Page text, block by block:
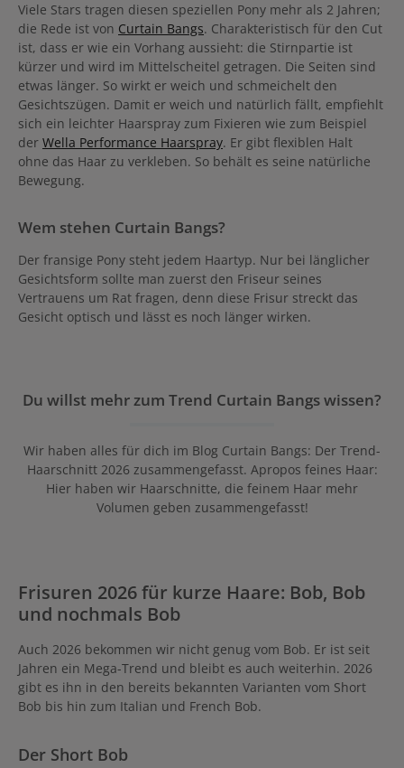
Viele Stars tragen diesen speziellen Pony mehr als 2 Jahren;
die Rede ist von Curtain Bangs. Charakteristisch für den Cut
ist, dass er wie ein Vorhang aussieht: die Stirnpartie ist
kürzer und wird im Mittelscheitel getragen. Die Seiten sind
etwas länger. So wirkt er weich und schmeichelt den
Gesichtszügen. Damit er weich und natürlich fällt, empfiehlt
sich ein leichter Haarspray zum Fixieren wie zum Beispiel
der Wella Performance Haarspray. Er gibt flexiblen Halt
ohne das Haar zu verkleben. So behält es seine natürliche
Bewegung.
Wem stehen Curtain Bangs?
Der fransige Pony steht jedem Haartyp. Nur bei länglicher
Gesichtsform sollte man zuerst den Friseur seines
Vertrauens um Rat fragen, denn diese Frisur streckt das
Gesicht optisch und lässt es noch länger wirken.
Du willst mehr zum Trend Curtain Bangs wissen?
Wir haben alles für dich im Blog Curtain Bangs: Der Trend-
Haarschnitt 2026 zusammengefasst. Apropos feines Haar:
Hier haben wir Haarschnitte, die feinem Haar mehr
Volumen geben zusammengefasst!
Frisuren 2026 für kurze Haare: Bob, Bob
und nochmals Bob
Auch 2026 bekommen wir nicht genug vom Bob. Er ist seit
Jahren ein Mega-Trend und bleibt es auch weiterhin. 2026
gibt es ihn in den bereits bekannten Varianten vom Short
Bob bis hin zum Italian und French Bob.
Der Short Bob